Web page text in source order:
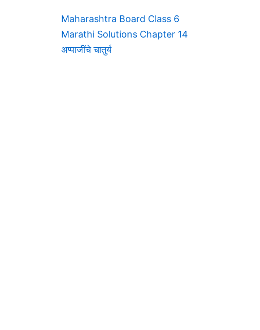
Maharashtra Board Class 6
Marathi Solutions Chapter 14
अप्पाजींचे चातुर्य